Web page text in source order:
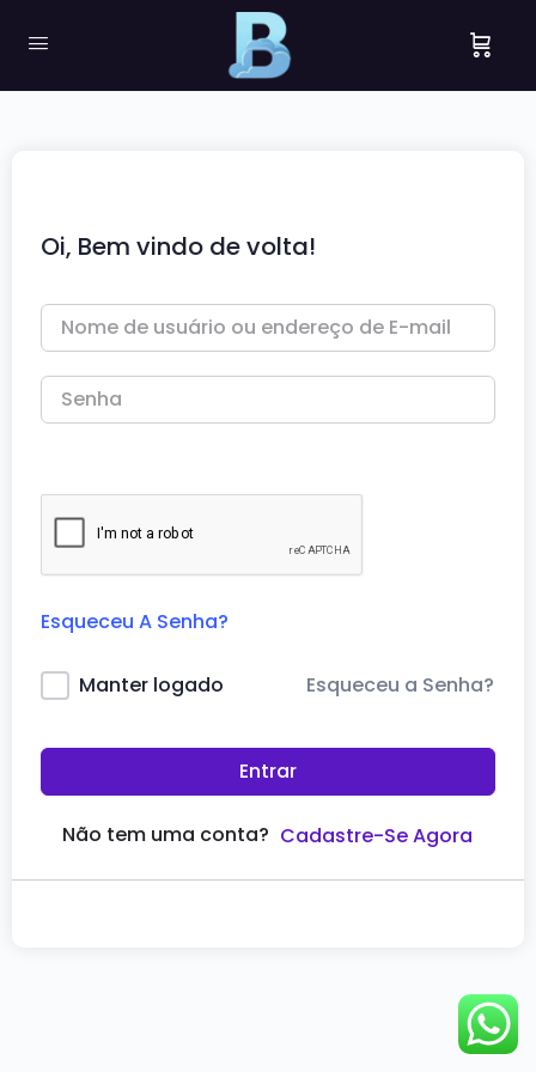
Oi, Bem vindo de volta!
Esqueceu A Senha?
Manter logado Esqueceu a Senha?
Entrar
Não tem uma conta? Cadastre-Se Agora